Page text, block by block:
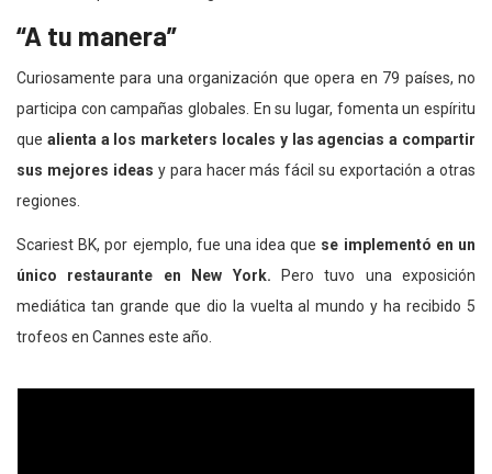
“A tu manera”
Curiosamente para una organización que opera en 79 países, no
participa con campañas globales. En su lugar, fomenta un espíritu
que alienta a los marketers locales y las agencias a compartir
sus mejores ideas y para hacer más fácil su exportación a otras
regiones.
Scariest BK, por ejemplo, fue una idea que se implementó en un
único restaurante en New York. Pero tuvo una exposición
mediática tan grande que dio la vuelta al mundo y ha recibido 5
trofeos en Cannes este año.